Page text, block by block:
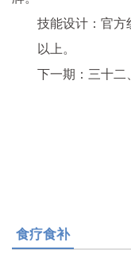
技能设计：官方
以上。
下一期：三十二
食疗食补